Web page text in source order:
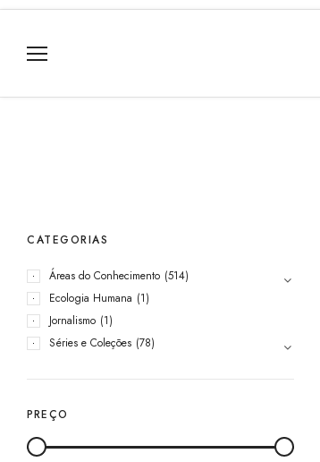
CATEGORIAS
Áreas do Conhecimento (514)
Ecologia Humana (1)
Jornalismo (1)
Séries e Coleções (78)
PREÇO